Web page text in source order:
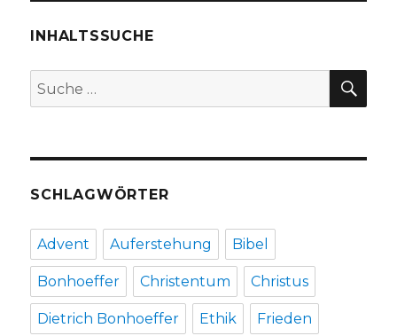
München,
von
Fleischer,
INHALTSSUCHE
Suche
nach:
SCHLAGWÖRTER
Advent Auferstehung Bibel
Bonhoeffer Christentum Christus
Dietrich Bonhoeffer Ethik Frieden